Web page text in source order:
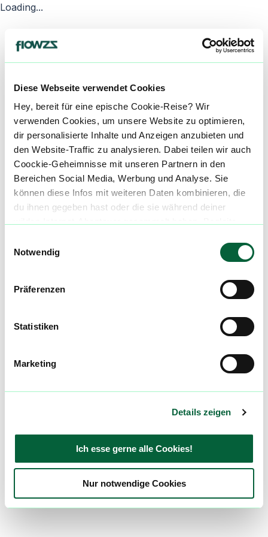
Diese Webseite verwendet Cookies
Hey, bereit für eine epische Cookie-Reise? Wir
verwenden Cookies, um unsere Website zu optimieren,
dir personalisierte Inhalte und Anzeigen anzubieten und
den Website-Traffic zu analysieren. Dabei teilen wir auch
Coockie-Geheimnisse mit unseren Partnern in den
Bereichen Social Media, Werbung und Analyse. Sie
können diese Infos mit weiteren Daten kombinieren, die
du ihnen gegeben hast oder die sie während deiner
Notwendig
Präferenzen
Statistiken
Marketing
Details zeigen
Ich esse gerne alle Cookies!
Nur notwendige Cookies
Loading...